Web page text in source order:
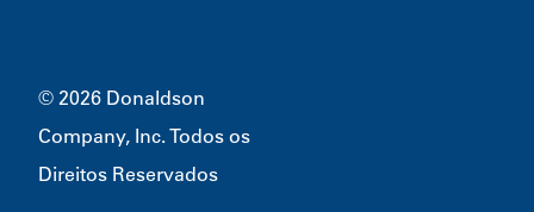
© 2026 Donaldson
Company, Inc. Todos os
Direitos Reservados